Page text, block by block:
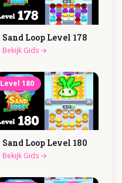
Sand Loop Level 178
Bekijk Gids →
Level 180
Sand Loop Level 180
Bekijk Gids →